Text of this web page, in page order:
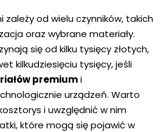
zależy od wielu czynników, takich‌
oraz wybrane materiały.
się od kilku tysięcy złotych,
kilkudziesięciu tysięcy,​ jeśli
premiumi⁣
urządzeń. Warto
i uwzględnić w nim
które mogą się pojawić w‍